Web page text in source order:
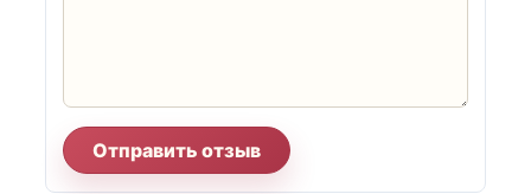
Отправить отзыв